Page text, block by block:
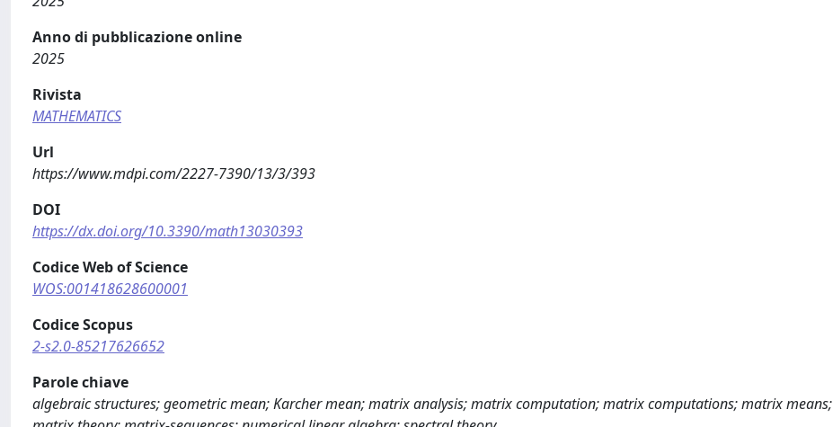
Anno di pubblicazione online
2025
Rivista
MATHEMATICS
Url
https://www.mdpi.com/2227-7390/13/3/393
DOI
https://dx.doi.org/10.3390/math13030393
Codice Web of Science
WOS:001418628600001
Codice Scopus
2-s2.0-85217626652
Parole chiave
algebraic structures; geometric mean; Karcher mean; matrix analysis; matrix computation; matrix computations; matrix means;